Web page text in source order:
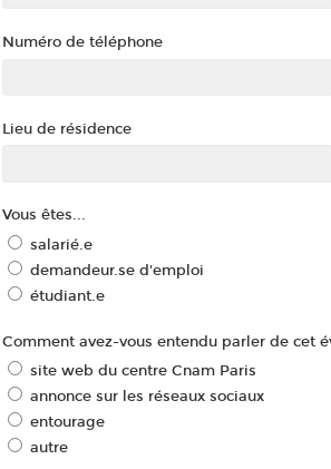
Numéro de téléphone
Lieu de résidence
Vous êtes...
salarié.e
demandeur.se d'emploi
étudiant.e
Comment avez-vous entendu parler de cet
site web du centre Cnam Paris
annonce sur les réseaux sociaux
entourage
autre